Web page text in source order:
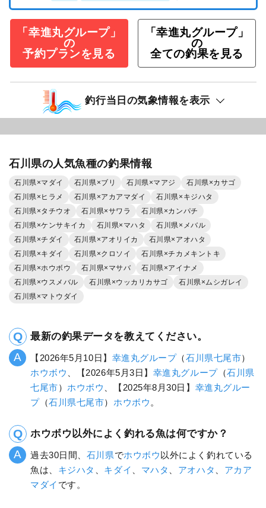
「幸進丸グループ」
の
予約プランを見る
「幸進丸グループ」
の
全ての釣果を見る
釣行当日の気象情報を表示
石川県の人気魚種の釣果情報
石川県×マダイ 石川県×ブリ 石川県×マアジ
石川県×カサゴ
石川県×ヒラメ
石川県×アカアマダイ
石川県×キジハタ
石川県×タチウオ
石川県×サワラ
石川県×カンパチ
石川県×ケンサキイカ
石川県×マハタ
石川県×メバル
石川県×チダイ
石川県×アオリイカ
石川県×アオハタ
石川県×キダイ
石川県×クロソイ
石川県×チカメキントキ
石川県×ホウボウ
石川県×マサバ
石川県×アイナメ
石川県×ウスメバル
石川県×ウッカリカサゴ
石川県×ムシガレイ
石川県×マトウダイ
最新の釣果データを教えてください。
【2026年5月10日】 幸進丸グループ（石川県七尾市）
ホウボウ
、【2026年5月3日】 幸進丸グループ（石川県
七尾市） ホウボウ 、【2025年8月30日】 幸進丸グルー
プ（石川県七尾市） ホウボウ 。
ホウボウ以外によく釣れる魚は何ですか？
過去30日間、 石川県でホウボウ 以外によく釣れている
魚は、 キジハタ キダイ マハタ アオハタ
アカア
マダイ です。